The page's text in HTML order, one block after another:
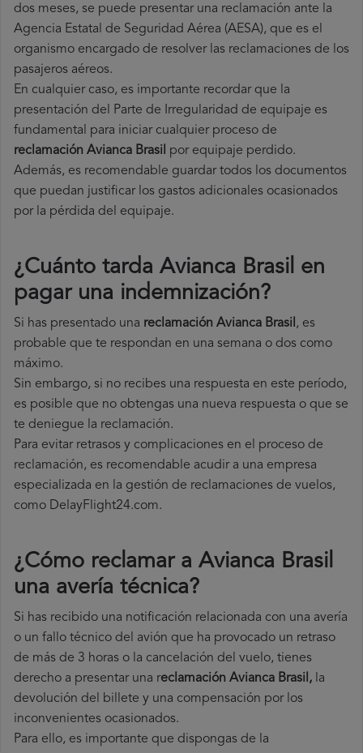
dos meses, se puede presentar una reclamación ante la
Agencia Estatal de Seguridad Aérea (AESA), que es el
organismo encargado de resolver las reclamaciones de los
pasajeros aéreos.
En cualquier caso, es importante recordar que la
presentación del Parte de Irregularidad de equipaje es
fundamental para iniciar cualquier proceso de
reclamación Avianca Brasil por equipaje perdido.
Además, es recomendable guardar todos los documentos
que puedan justificar los gastos adicionales ocasionados
por la pérdida del equipaje.
¿Cuánto tarda Avianca Brasil en
pagar una indemnización?
Si has presentado una reclamación Avianca Brasil, es
probable que te respondan en una semana o dos como
máximo.
Sin embargo, si no recibes una respuesta en este período,
es posible que no obtengas una nueva respuesta o que se
te deniegue la reclamación.
Para evitar retrasos y complicaciones en el proceso de
reclamación, es recomendable acudir a una empresa
especializada en la gestión de reclamaciones de vuelos,
como DelayFlight24.com.
¿Cómo reclamar a Avianca Brasil
una avería técnica?
Si has recibido una notificación relacionada con una avería
o un fallo técnico del avión que ha provocado un retraso
de más de 3 horas o la cancelación del vuelo, tienes
derecho a presentar una reclamación Avianca Brasil, la
devolución del billete y una compensación por los
inconvenientes ocasionados.
Para ello, es importante que dispongas de la